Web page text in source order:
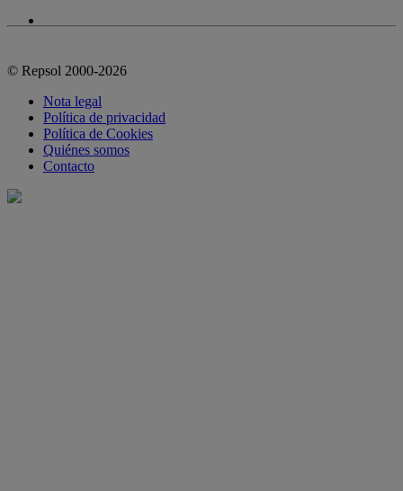
© Repsol 2000-2026
Nota legal
Política de privacidad
Política de Cookies
Quiénes somos
Contacto